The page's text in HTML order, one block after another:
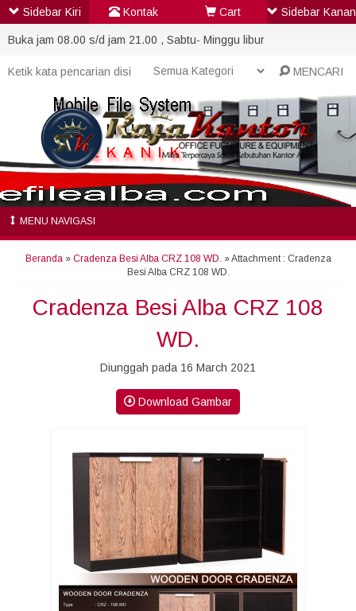
Buka jam 08.00 s/d jam 21.00 , Sabtu- Minggu libur
MENCARI
MENU NAVIGASI
Beranda» Cradenza Besi Alba CRZ 108 WD. » Attachment : Cradenza
Besi Alba CRZ 108 WD.
Cradenza Besi Alba CRZ 108
WD.
Diunggah pada 16 March 2021
Download Gambar
Sidebar Kiri Kontak Cart Sidebar Kanan